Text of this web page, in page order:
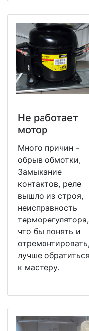
Не работает
мотор
Много причин -
обрыв обмотки,
Замыкание
контактов, реле
вышло из строя,
неисправность
терморегулятора,
что бы понять и
отремонтировать,
лучше обратиться
к мастеру.